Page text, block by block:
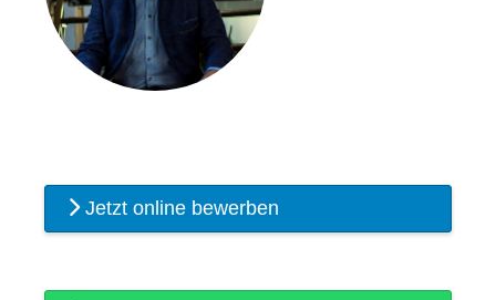
Jetzt online bewerben